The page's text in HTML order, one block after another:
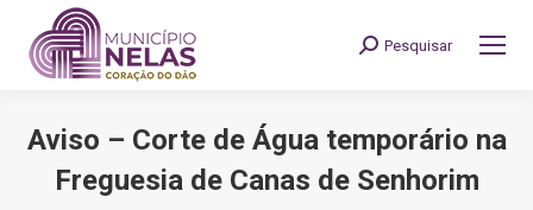
Search:
Pesquisar
Aviso – Corte de Água temporário na
Freguesia de Canas de Senhorim